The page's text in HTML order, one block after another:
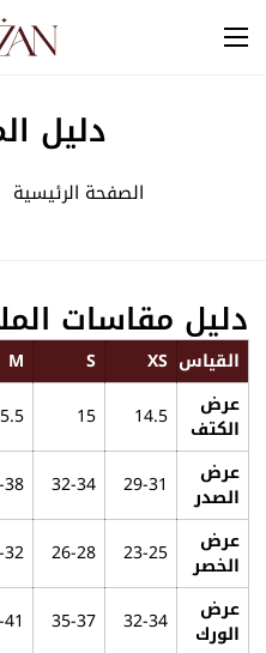
دليل
الصفحة الرئيسية
دليل مقاسات
القياس XS
S
M
عرض
الكتف 14.5
15
عرض
الصدر 29-31
32-34
عرض
الخصر 23-25
26-28
عرض
الورك 32-34
35-37